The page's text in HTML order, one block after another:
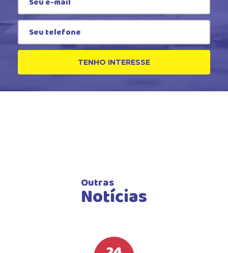
TENHO INTERESSE
Outras
Notícias